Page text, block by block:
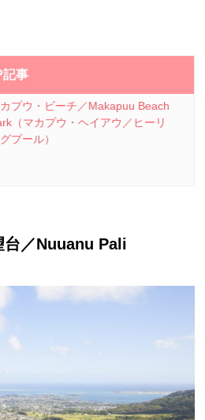
記事
プウ・ビーチ／Makapuu Beach
（マカプウ・ヘイアウ／ヒーリ
プール）
台／Nuuanu Pali